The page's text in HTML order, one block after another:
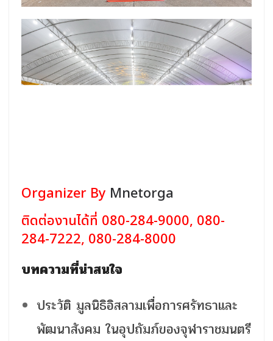
Organizer By Mnetorga
ติดต่องานได้ที่ 080-284-9000, 080-
284-7222, 080-284-8000
บทความที่น่าสนใจ
ประวัติ มูลนิธิอิสลามเพื่อการศรัทธาและ
พัฒนาสังคม ในอุปถัมภ์ของจุฬาราชมนตรี